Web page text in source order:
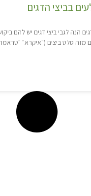
בביצי הדגים
הנה לגבי ביצי דגים יש להם
מזה סלט ביצים ("איקרא"